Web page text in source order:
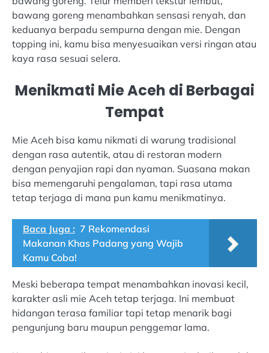
bawang goreng menambahkan sensasi renyah, dan
keduanya berpadu sempurna dengan mie. Dengan
topping ini, kamu bisa menyesuaikan versi ringan atau
kaya rasa sesuai selera.
Menikmati Mie Aceh di Berbagai
Tempat
Mie Aceh bisa kamu nikmati di warung tradisional
dengan rasa autentik, atau di restoran modern
dengan penyajian rapi dan nyaman. Suasana makan
bisa memengaruhi pengalaman, tapi rasa utama
tetap terjaga di mana pun kamu menikmatinya.
Baca Juga : 7 Rekomendasi
Makanan Khas Padang yang Wajib
Kamu Coba!
Meski beberapa tempat menambahkan inovasi kecil,
karakter asli mie Aceh tetap terjaga. Ini membuat
hidangan terasa familiar tapi tetap menarik bagi
pengunjung baru maupun penggemar lama.